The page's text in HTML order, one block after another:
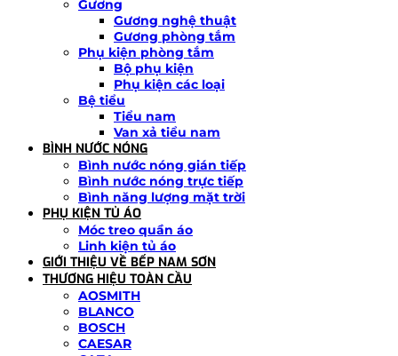
Gương
Gương nghệ thuật
Gương phòng tắm
Phụ kiện phòng tắm
Bộ phụ kiện
Phụ kiện các loại
Bệ tiểu
Tiểu nam
Van xả tiểu nam
BÌNH NƯỚC NÓNG
Bình nước nóng gián tiếp
Bình nước nóng trực tiếp
Bình năng lượng mặt trời
PHỤ KIỆN TỦ ÁO
Móc treo quần áo
Linh kiện tủ áo
GIỚI THIỆU VỀ BẾP NAM SƠN
THƯƠNG HIỆU TOÀN CẦU
AOSMITH
BLANCO
BOSCH
CAESAR